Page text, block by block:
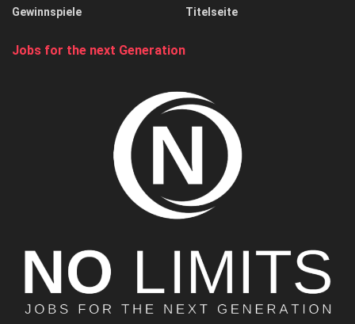
Gewinnspiele
Titelseite
Jobs for the next Generation